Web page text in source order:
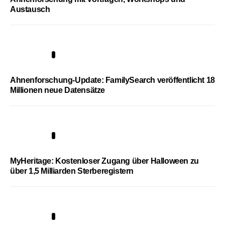
Austausch
Ahnenforschung-Update: FamilySearch veröffentlicht 18
Millionen neue Datensätze
MyHeritage: Kostenloser Zugang über Halloween zu
über 1,5 Milliarden Sterberegistern